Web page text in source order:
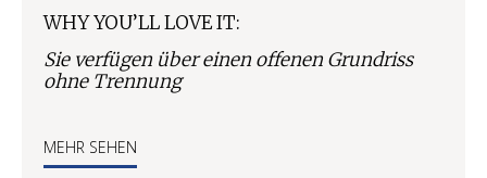
WHY YOU’LL LOVE IT:
Sie verfügen über einen offenen Grundriss
ohne Trennung
MEHR SEHEN